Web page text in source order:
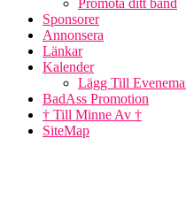
Promota ditt band
Sponsorer
Annonsera
Länkar
Kalender
Lägg Till
BadAss Promotion
† Till Minne Av †
SiteMap